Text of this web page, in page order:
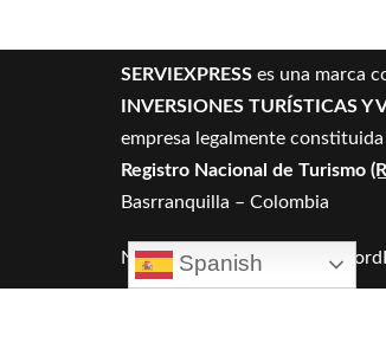
SERVIEXPRESS es una marca
INVERSIONES TURÍSTICAS Y
empresa legalmente
Registro Nacional de Turismo
Basrranquilla – Colombia
Neve| Funciona gracias a
Spanish